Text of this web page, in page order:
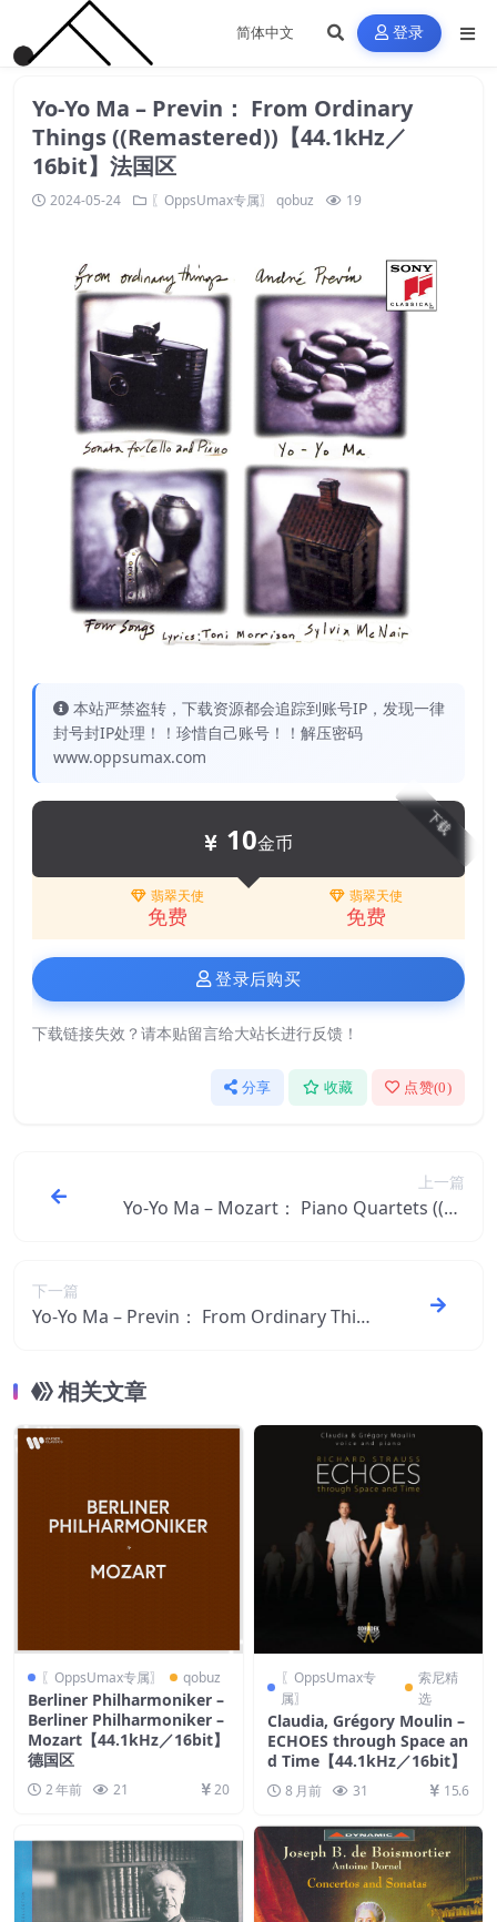
登录
Yo-Yo Ma – Previn： From Ordinary
Things ((Remastered))【44.1kHz／
16bit】法国区
2024-05-24 〖OppsUmax专属〗 qobuz 19
本站严禁盗转，下载资源都会追踪到账号IP，发现一律
封号封IP处理！！珍惜自己账号！！解压密码
www.oppsumax.com
下载
10金币
翡翠天使
免费
翡翠天使
免费
登录后购买
下载链接失效？请本贴留言给大站长进行反馈！
分享 收藏 点赞(0)
上一篇
Yo-Yo Ma – Mozart： Piano Quartets ((Re
下一篇
Yo-Yo Ma – Previn： From Ordinary Thin
相关文章
〖OppsUmax专属〗 qobuz
Berliner Philharmoniker –
Berliner Philharmoniker –
Mozart【44.1kHz／16bit】
德国区
2 年前 21 20
〖OppsUmax专
属〗
索尼精
选
Claudia, Grégory Moulin –
ECHOES through Space an
d Time【44.1kHz／16bit】
8 月前 31 15.6